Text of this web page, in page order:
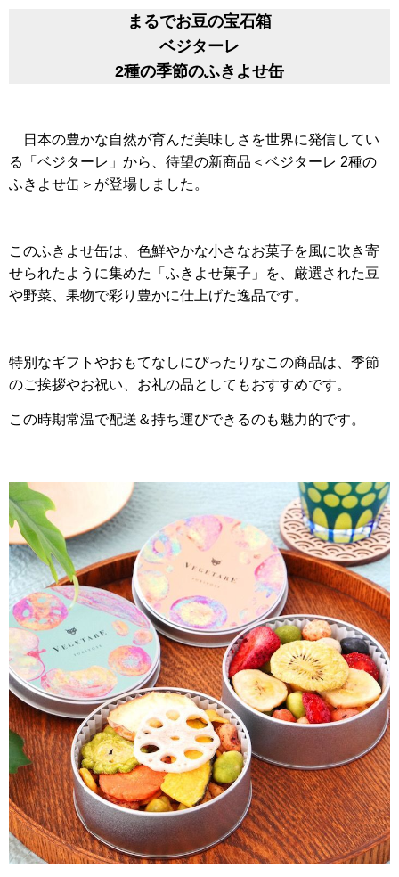
まるでお豆の宝石箱
ベジターレ
2種の季節のふきよせ缶
日本の豊かな自然が育んだ美味しさを世界に発信してい
る「ベジターレ」から、待望の新商品＜ベジターレ 2種の
ふきよせ缶＞が登場しました。
このふきよせ缶は、色鮮やかな小さなお菓子を風に吹き寄
せられたように集めた「ふきよせ菓子」を、厳選された豆
や野菜、果物で彩り豊かに仕上げた逸品です。
特別なギフトやおもてなしにぴったりなこの商品は、季節
のご挨拶やお祝い、お礼の品としてもおすすめです。
この時期常温で配送＆持ち運びできるのも魅力的です。